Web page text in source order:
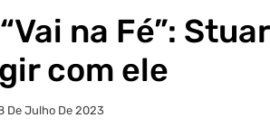
na Fé”:
com ele
De Julho De 2023